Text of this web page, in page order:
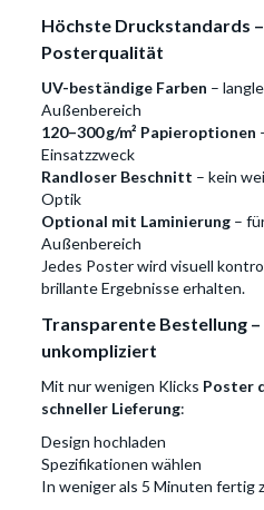
Höchste Druckstandards
Posterqualität
UV-beständige Farben –
Außenbereich
120–300 g/m² Papieroptionen
Einsatzzweck
Randloser Beschnitt – kein
Optik
Optional mit Laminierung –
Außenbereich
Jedes Poster wird visuell
brillante Ergebnisse erhalten.
Transparente Bestellung –
unkompliziert
Mit nur wenigen Klicks Poster
schneller Lieferung:
Design hochladen
Spezifikationen wählen
In weniger als 5 Minuten fertig